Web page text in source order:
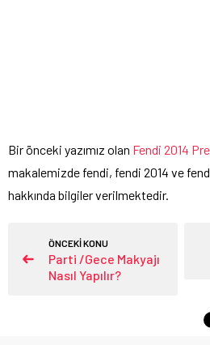
Bir önceki yazımız olan Fendi 2014
makalemizde fendi, fendi 2014 ve
hakkında bilgiler verilmektedir.
ÖNCEKİ KONU
Parti /Gece Makyajı
Nasıl Yapılır?